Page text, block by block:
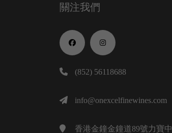
關注我們
(852) 56118688
info@onexcelfinewines.com
香港金鐘金鐘道89號力寶中